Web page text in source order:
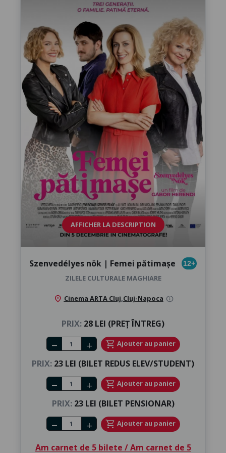
AFFICHER LA DESCRIPTION
Szenvedélyes nök | Femei pătimașe 12+
ZILELE CULTURALE MAGHIARE
location_on Cinema ARTA Cluj Cluj-Napoca info
PRIX: 28 LEI (PREȚ ÎNTREG)
Number of tickets
remove add shopping_cart Ajouter au panier
PRIX: 23 LEI (BILET REDUS ELEV/STUDENT)
Number of tickets
remove add shopping_cart Ajouter au panier
PRIX:23 LEI (BILET PENSIONAR)
Number of tickets
remove add shopping_cart Ajouter au panier
Am carnet de 5 bilete / Am carnet de 5